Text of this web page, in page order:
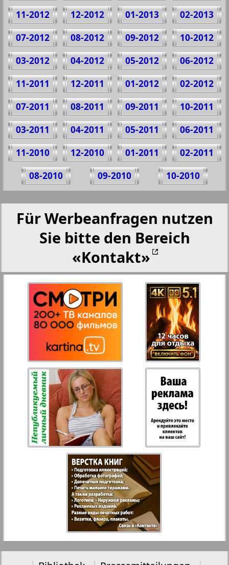
02-2013
01-2013
12-2012
11-2012
10-2012
09-2012
08-2012
07-2012
06-2012
05-2012
04-2012
03-2012
02-2012
01-2012
12-2011
11-2011
10-2011
09-2011
08-2011
07-2011
06-2011
05-2011
04-2011
03-2011
02-2011
01-2011
12-2010
11-2010
10-2010
09-2010
08-2010
Für Werbeanfragen nutzen
Sie bitte den Bereich
«Kontakt»